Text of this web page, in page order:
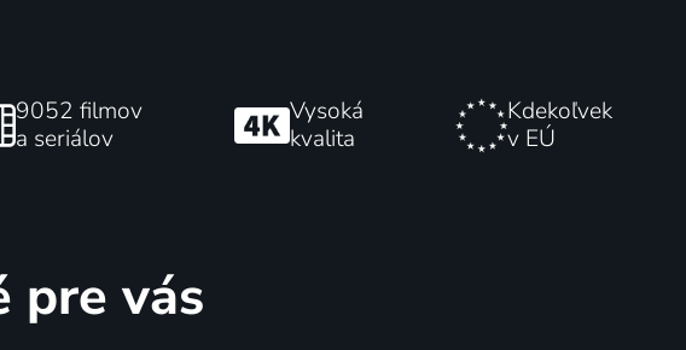
9052 filmov
a seriálov
Vysoká
kvalita
Kdekoľvek
v EÚ
pre vás